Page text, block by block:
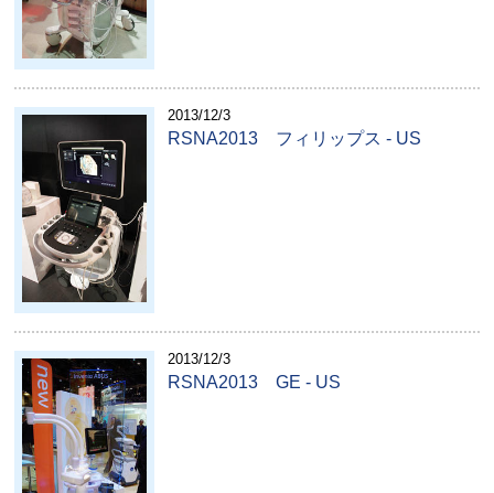
2013/12/3
RSNA2013 フィリップス - US
2013/12/3
RSNA2013 GE ‐ US